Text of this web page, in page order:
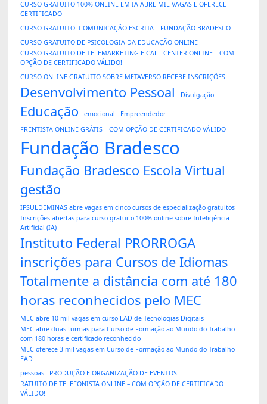
CURSO GRATUITO 100% ONLINE EM IA ABRE MIL VAGAS E OFERECE
CERTIFICADO
CURSO GRATUITO: COMUNICAÇÃO ESCRITA – FUNDAÇÃO BRADESCO
CURSO GRATUITO DE PSICOLOGIA DA EDUCAÇÃO ONLINE
CURSO GRATUITO DE TELEMARKETING E CALL CENTER ONLINE – COM
OPÇÃO DE CERTIFICADO VÁLIDO!
CURSO ONLINE GRATUITO SOBRE METAVERSO RECEBE INSCRIÇÕES
Desenvolvimento Pessoal Divulgação
Educação emocional
Empreendedor
FRENTISTA ONLINE GRÁTIS – COM OPÇÃO DE CERTIFICADO VÁLIDO
Fundação Bradesco
Fundação Bradesco Escola Virtual
gestão
IFSULDEMINAS abre vagas em cinco cursos de especialização gratuitos
Inscrições abertas para curso gratuito 100% online sobre Inteligência
Artificial (IA)
Instituto Federal PRORROGA
inscrições para Cursos de Idiomas
Totalmente a distância com até 180
horas reconhecidos pelo MEC
MEC abre 10 mil vagas em curso EAD de Tecnologias Digitais
MEC abre duas turmas para Curso de Formação ao Mundo do Trabalho
com 180 horas e certificado reconhecido
MEC oferece 3 mil vagas em Curso de Formação ao Mundo do Trabalho
EAD
pessoas
PRODUÇÃO E ORGANIZAÇÃO DE EVENTOS
RATUITO DE TELEFONISTA ONLINE – COM OPÇÃO DE CERTIFICADO
VÁLIDO!